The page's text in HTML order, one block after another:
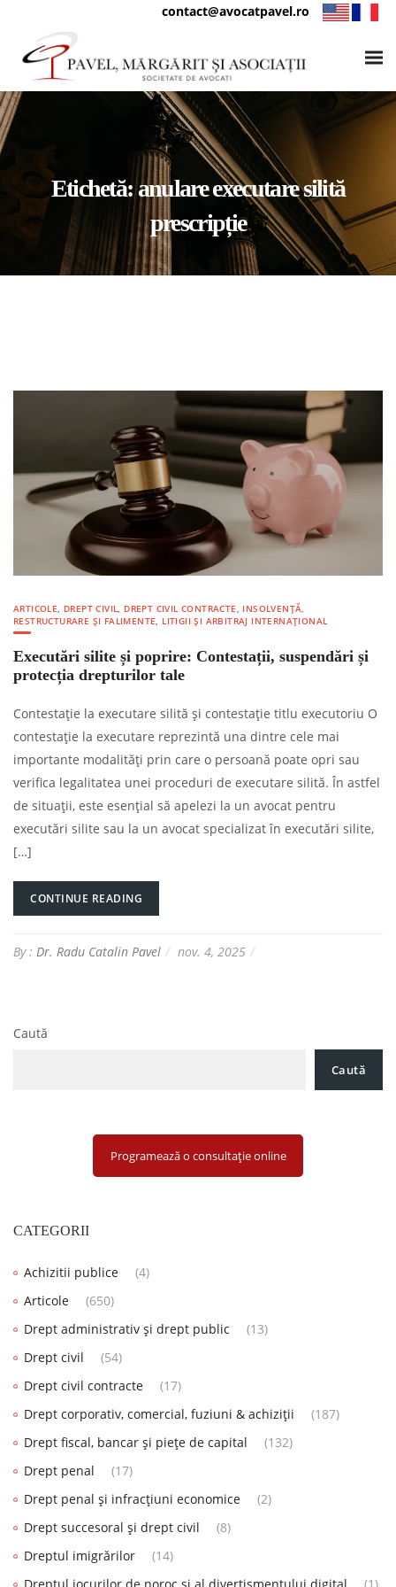
contact@avocatpavel.ro
Etichetă:anulare executare silită
prescripție
ARTICOLE, DREPT CIVIL, DREPT CIVIL CONTRACTE, INSOLVENȚĂ,
RESTRUCTURARE ȘI FALIMENTE, LITIGII ȘI ARBITRAJ INTERNAȚIONAL
Executări silite și poprire: Contestații, suspendări și
protecția drepturilor tale
Contestație la executare silită și contestație titlu executoriu O
contestație la executare reprezintă una dintre cele mai
importante modalități prin care o persoană poate opri sau
verifica legalitatea unei proceduri de executare silită. În astfel
de situații, este esențial să apelezi la un avocat pentru
executări silite sau la un avocat specializat în executări silite,
[…]
CONTINUE READING
By : Dr. Radu Catalin Pavel nov. 4, 2025
Caută
Caută
Programează o consultație online
CATEGORII
Achizitii publice
(4)
Articole
(650)
Drept administrativ și drept public
(13)
Drept civil
(54)
Drept civil contracte
(17)
Drept corporativ, comercial, fuziuni & achiziții
(187)
Drept fiscal, bancar și piețe de capital
(132)
Drept penal
(17)
Drept penal și infracțiuni economice
(2)
Drept succesoral și drept civil
(8)
Dreptul imigrărilor
(14)
Dreptul jocurilor de noroc și al divertismentului digital
(1)